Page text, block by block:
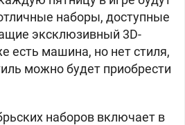
наборы, доступные
эксклюзивный 3D-
есть машина, но нет стиля,
можно будет приобрести
наборов включает в